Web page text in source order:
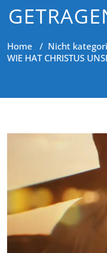
Home / Nicht
WIE HAT CHRISTUS